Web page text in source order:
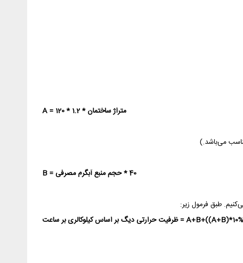
متراژ ساختمان * 1.2 * 120 = A
40 * حجم منبع آبگرم مصرفی = B